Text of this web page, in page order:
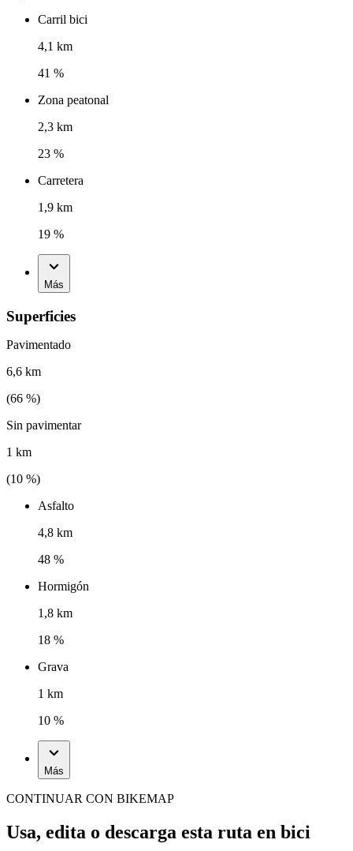
Carril bici
4,1 km
41 %
Zona peatonal
2,3 km
23 %
Carretera
1,9 km
19 %
Más
Superficies
Pavimentado
6,6 km
(66 %)
Sin pavimentar
1 km
(10 %)
Asfalto
4,8 km
48 %
Hormigón
1,8 km
18 %
Grava
1 km
10 %
Más
CONTINUAR CON BIKEMAP
Usa, edita o descarga esta ruta en bici